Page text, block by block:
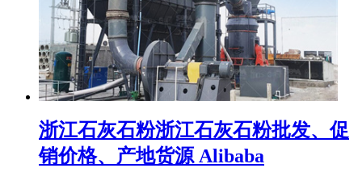
浙江石灰石粉浙江石灰石粉批发、促
销价格、产地货源 Alibaba